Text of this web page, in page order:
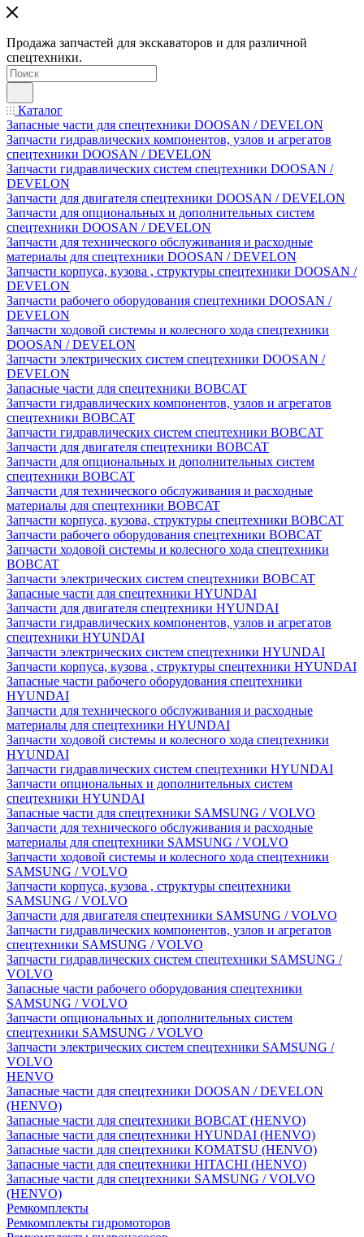
Продажа запчастей для экскаваторов и для различной
спецтехники.
Каталог
Запасные части для спецтехники DOOSAN / DEVELON
Запчасти гидравлических компонентов, узлов и агрегатов
спецтехники DOOSAN / DEVELON
Запчасти гидравлических систем спецтехники DOOSAN /
DEVELON
Запчасти для двигателя спецтехники DOOSAN / DEVELON
Запчасти для опциональных и дополнительных систем
спецтехники DOOSAN / DEVELON
Запчасти для технического обслуживания и расходные
материалы для спецтехники DOOSAN / DEVELON
Запчасти корпуса, кузова , структуры спецтехники DOOSAN /
DEVELON
Запчасти рабочего оборудования спецтехники DOOSAN /
DEVELON
Запчасти ходовой системы и колесного хода спецтехники
DOOSAN / DEVELON
Запчасти электрических систем спецтехники DOOSAN /
DEVELON
Запасные части для спецтехники BOBCAT
Запчасти гидравлических компонентов, узлов и агрегатов
спецтехники BOBCAT
Запчасти гидравлических систем спецтехники BOBCAT
Запчасти для двигателя спецтехники BOBCAT
Запчасти для опциональных и дополнительных систем
спецтехники BOBCAT
Запчасти для технического обслуживания и расходные
материалы для спецтехники BOBCAT
Запчасти корпуса, кузова, структуры спецтехники BOBCAT
Запчасти рабочего оборудования спецтехники BOBCAT
Запчасти ходовой системы и колесного хода спецтехники
BOBCAT
Запчасти электрических систем спецтехники BOBCAT
Запасные части для спецтехники HYUNDAI
Запчасти для двигателя спецтехники HYUNDAI
Запчасти гидравлических компонентов, узлов и агрегатов
спецтехники HYUNDAI
Запчасти электрических систем спецтехники HYUNDAI
Запчасти корпуса, кузова , структуры спецтехники HYUNDAI
Запасные части рабочего оборудования спецтехники
HYUNDAI
Запчасти для технического обслуживания и расходные
материалы для спецтехники HYUNDAI
Запчасти ходовой системы и колесного хода спецтехники
HYUNDAI
Запчасти гидравлических систем спецтехники HYUNDAI
Запчасти опциональных и дополнительных систем
спецтехники HYUNDAI
Запасные части для спецтехники SAMSUNG / VOLVO
Запчасти для технического обслуживания и расходные
материалы для спецтехники SAMSUNG / VOLVO
Запчасти ходовой системы и колесного хода спецтехники
SAMSUNG / VOLVO
Запчасти корпуса, кузова , структуры спецтехники
SAMSUNG / VOLVO
Запчасти для двигателя спецтехники SAMSUNG / VOLVO
Запчасти гидравлических компонентов, узлов и агрегатов
спецтехники SAMSUNG / VOLVO
Запчасти гидравлических систем спецтехники SAMSUNG /
VOLVO
Запасные части рабочего оборудования спецтехники
SAMSUNG / VOLVO
Запчасти опциональных и дополнительных систем
спецтехники SAMSUNG / VOLVO
Запчасти электрических систем спецтехники SAMSUNG /
VOLVO
HENVO
Запасные части для спецтехники DOOSAN / DEVELON
(HENVO)
Запасные части для спецтехники BOBCAT (HENVO)
Запасные части для спецтехники HYUNDAI (HENVO)
Запасные части для спецтехники KOMATSU (HENVO)
Запасные части для спецтехники HITACHI (HENVO)
Запасные части для спецтехники SAMSUNG / VOLVO
(HENVO)
Ремкомплекты
Ремкомплекты гидромоторов